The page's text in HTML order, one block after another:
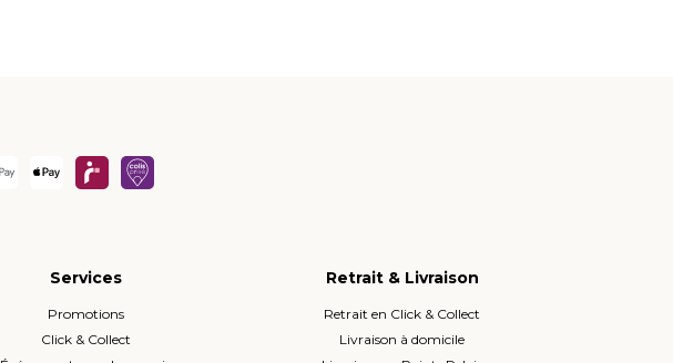
Services
Promotions
Click & Collect
Retrait & Livraison
Retrait en Click & Collect
Livraison à domicile